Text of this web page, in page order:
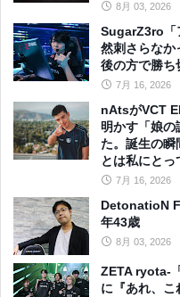
8月 03, 2026
SugarZ3ro「
然刺さらなか
後の方で勝ち
7月 16, 2026
nAtsがVCT
明かす「娘の
た。誕生の瞬
とは私にとっ
7月 16, 2026
DetonatioN
年43歳
8月 03, 2026
ZETA ryota-
に『あれ、こ